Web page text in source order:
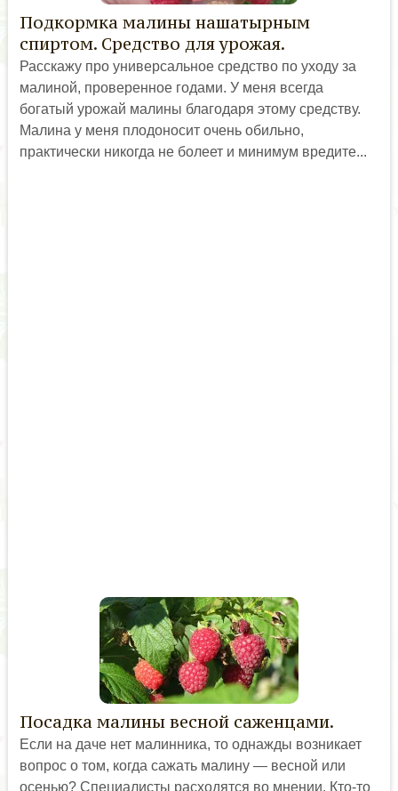
Подкормка малины нашатырным
спиртом. Средство для урожая.
Расскажу про универсальное средство по уходу за
малиной, проверенное годами. У меня всегда
богатый урожай малины благодаря этому средству.
Малина у меня плодоносит очень обильно,
практически никогда не болеет и минимум вредите...
Посадка малины весной саженцами.
Если на даче нет малинника, то однажды возникает
вопрос о том, когда сажать малину — весной или
осенью? Специалисты расходятся во мнении. Кто-то